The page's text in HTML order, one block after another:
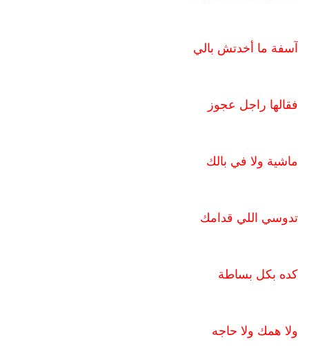
آسفة ما أخدتش بالي
فقالها راجل عجوز
ماشية ولا في بالك
تدوسي اللي قدامك
كده بكل بساطة
ولا همك ولا حاجه